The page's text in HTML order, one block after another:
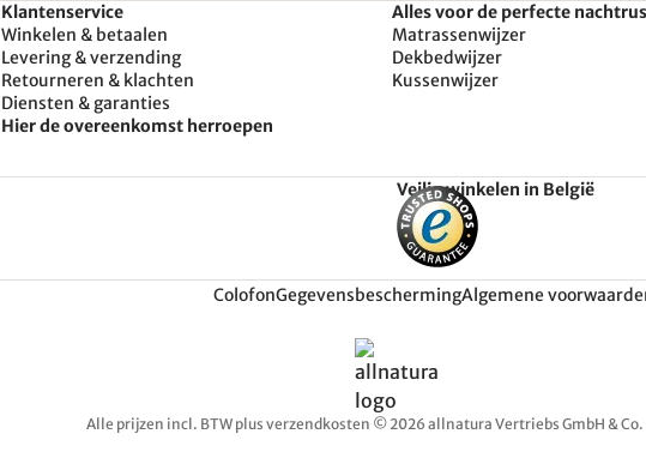
Klantenservice
Winkelen & betaalen
Levering & verzending
Retourneren & klachten
Diensten & garanties
Hier de overeenkomst herroepen
Alles voor de perfecte
Matrassenwijzer
Dekbedwijzer
Kussenwijzer
Veilig winkelen in België
ColofonGegevensbeschermingAlgemene
Alle prijzen incl. BTW plus verzendkosten © 2026 allnatura Vertriebs GmbH & Co.